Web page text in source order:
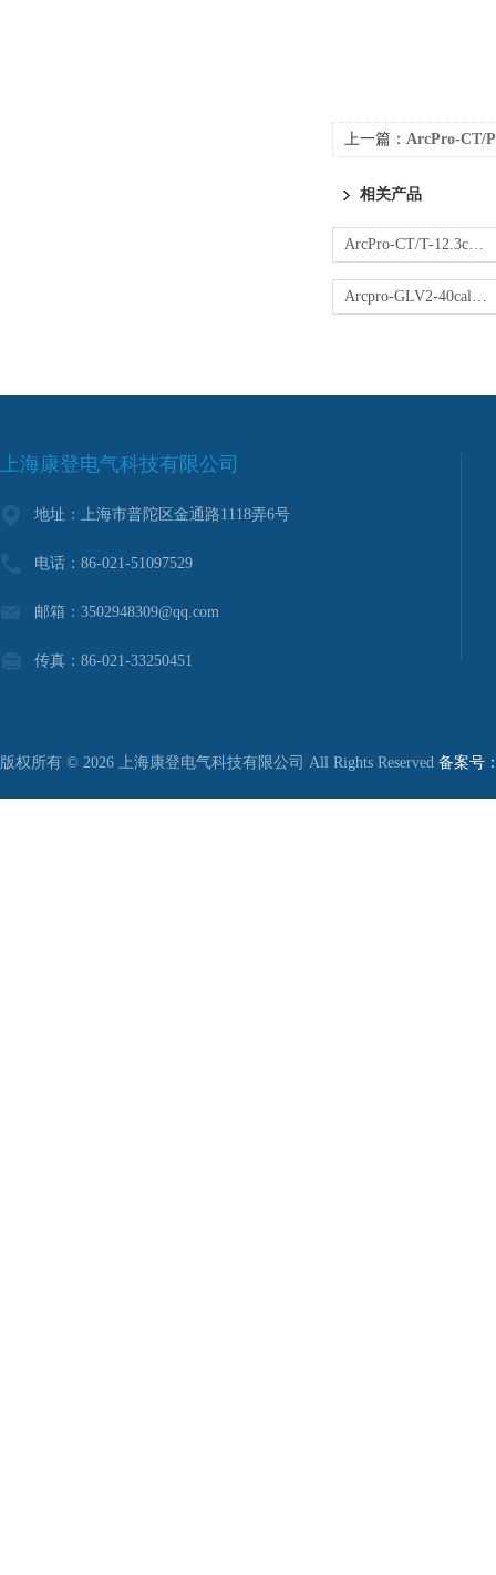
上一篇： ArcPro-CT/P-
相关产品
ArcPro-CT/T-12.3cal防电弧服夹克裤子
Arcpro-GLV2-40cal防电弧手套
上海康登电气科技有限公司
地址：上海市普陀区金通路1118弄6号
电话：86-021-51097529
邮箱：3502948309@qq.com
传真：86-021-33250451
版权所有 © 2026 上海康登电气科技有限公司 All Rights Reserved 备案号